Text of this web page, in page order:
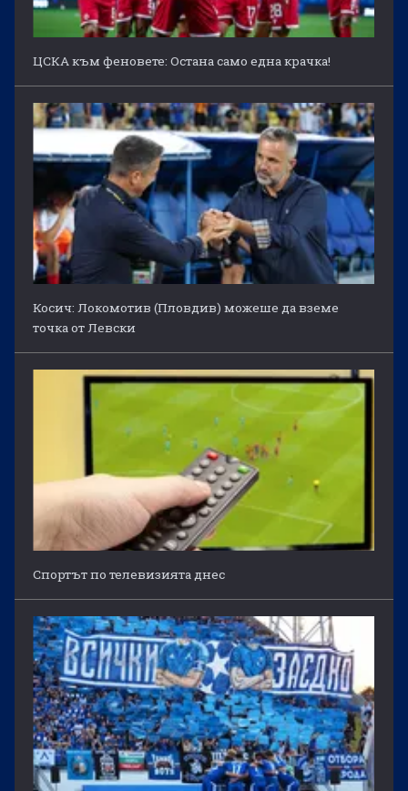
ЦСКА към феновете: Остана само една крачка!
Косич: Локомотив (Пловдив) можеше да вземе
точка от Левски
Спортът по телевизията днес